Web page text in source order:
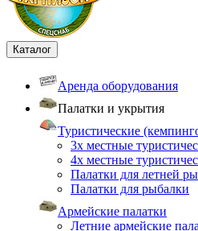
Каталог
Аренда оборудования
Палатки и укрытия
Туристические
3х местные
4х местные
Палатки для летней
Палатки для рыбалки
Армейские палатки
Летние армейские